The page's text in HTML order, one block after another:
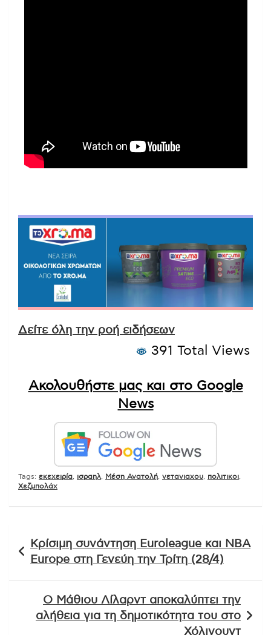
Δείτε όλη την ροή ειδήσεων
391 Total Views
Ακολουθήστε μας και στο Google
News
Tags: εκεχειρία ισραηλ Μέση Ανατολή νετανιαχου πολιτικοι
Χεζμπολάχ
άρθρων
Κρίσιμη συνάντηση Euroleague και NBA
Europe στη Γενεύη την Τρίτη (28/4)
Ο Μάθιου Λίλαρντ αποκαλύπτει την
αλήθεια για τη δημοτικότητα του στο
Χόλιγουντ